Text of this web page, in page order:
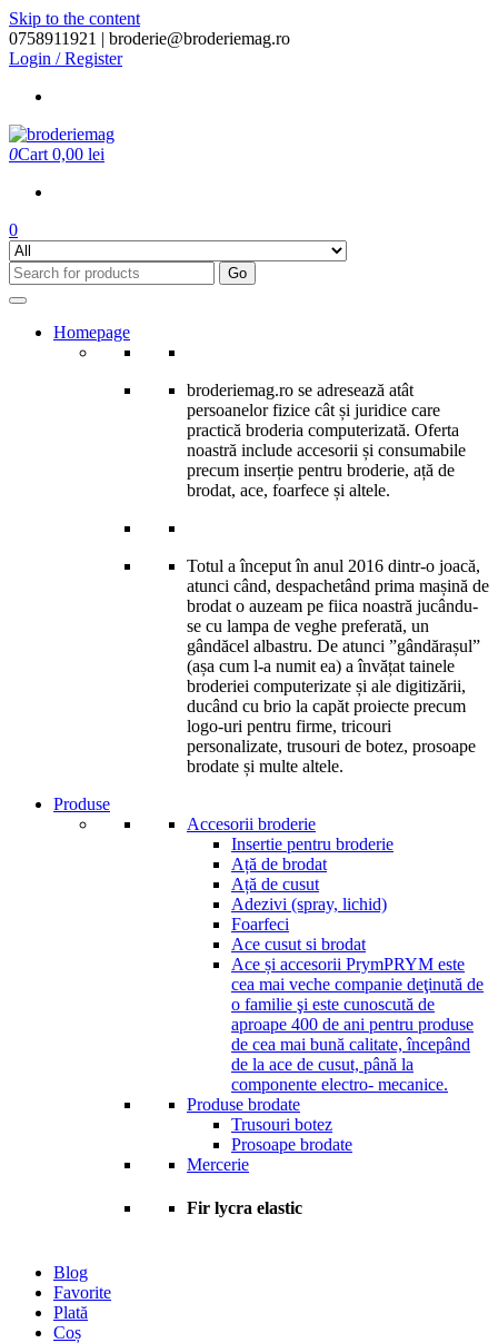
Skip to the content
0758911921 | broderie@broderiemag.ro
Login / Register
0Cart 0,00 lei
0
Go
Homepage
broderiemag.ro se adresează atât
persoanelor fizice cât și juridice care
practică broderia computerizată. Oferta
noastră include accesorii și consumabile
precum inserție pentru broderie, ață de
brodat, ace, foarfece și altele.
Totul a început în anul 2016 dintr-o joacă,
atunci când, despachetând prima mașină de
brodat o auzeam pe fiica noastră jucându-
se cu lampa de veghe preferată, un
gândăcel albastru. De atunci ”gândărașul”
(așa cum l-a numit ea) a învățat tainele
broderiei computerizate și ale digitizării,
ducând cu brio la capăt proiecte precum
logo-uri pentru firme, tricouri
personalizate, trusouri de botez, prosoape
brodate și multe altele.
Produse
Accesorii broderie
Insertie pentru broderie
Ață de brodat
Ață de cusut
Adezivi (spray, lichid)
Foarfeci
Ace cusut si brodat
Ace și accesorii PrymPRYM este
cea mai veche companie deţinută de
o familie şi este cunoscută de
aproape 400 de ani pentru produse
de cea mai bună calitate, începând
de la ace de cusut, până la
componente electro- mecanice.
Produse brodate
Trusouri botez
Prosoape brodate
Mercerie
Fir lycra elastic
Blog
Favorite
Plată
Coș